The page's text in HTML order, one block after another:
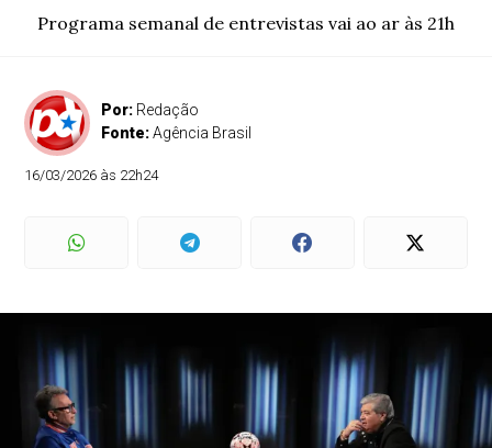
Programa semanal de entrevistas vai ao ar às 21h
Por: Redação
Fonte:Agência Brasil
16/03/2026 às 22h24